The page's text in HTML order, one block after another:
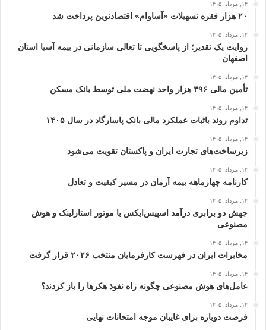
۱۴, مرداد, ۱۴۰۵
۲۰ هزار فقره تسهیلات «آساوام» اقتصادنوین پرداخت شد
۱۴, مرداد, ۱۴۰۵
روایت یک تقدیر؛ از پاسخگویی تا تعالی سازمانی در بیمه آسیا استان
اصفهان
۱۴, مرداد, ۱۴۰۵
تأمین مالی ۳۹۶ هزار واحد نهضت ملی توسط بانک مسکن
۱۴, مرداد, ۱۴۰۵
تداوم روند باثبات عملکرد مالی بانک پاسارگاد در سال ۱۴۰۵
۱۴, مرداد, ۱۴۰۵
زیرساخت‌های تجارت ایران و پاکستان تقویت می‌شود
۱۴, مرداد, ۱۴۰۵
کارنامه چهارماهه بیمه آرمان در مسیر کیفیت و تعادل
۱۴, مرداد, ۱۴۰۵
جهش دو برابری درآمد اسپیس‌ایکس با موتور استارلینک و هوش
مصنوعی
۱۴, مرداد, ۱۴۰۵
مخابرات ایران در فهرست کارفرمایان منتخب ۲۰۲۶ قرار گرفت
۱۴, مرداد, ۱۴۰۵
عامل‌های هوش مصنوعی چگونه راه نفوذ هکرها را باز کردند؟
۱۴, مرداد, ۱۴۰۵
فرصت دوباره برای غایبان موجه امتحانات نهایی